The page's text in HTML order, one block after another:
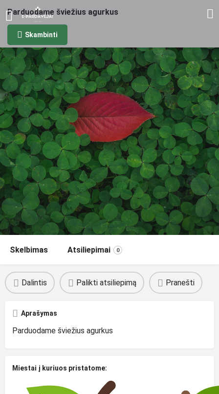
Parduodame šviežius agurkus
Skambinti
Skelbimas Atsiliepimai 0
Dalintis Palikti atsiliepimą Pranešti
Aprašymas
Parduodame šviežius agurkus
Miestai į kuriuos pristatome: